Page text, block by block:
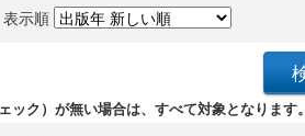
表示順
ク）が無い場合は、すべて対象となります。